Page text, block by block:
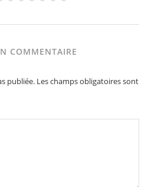
COMMENTAIRE
publiée. Les champs obligatoires sont